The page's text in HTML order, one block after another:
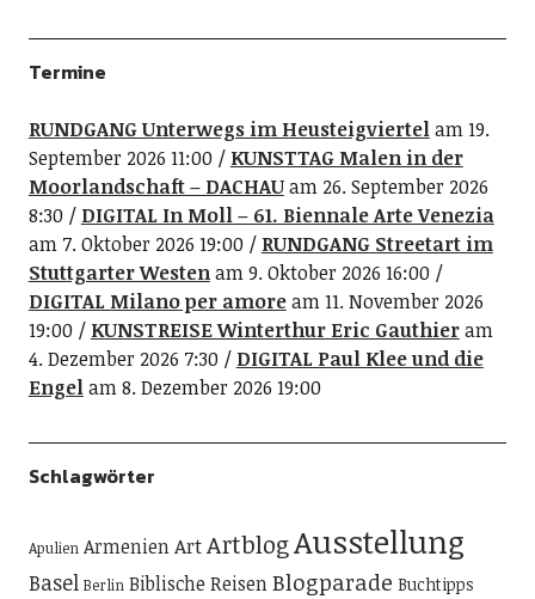
Termine
RUNDGANG Unterwegs im Heusteigviertelam 19.
September 2026 11:00
KUNSTTAG Malen in der
Moorlandschaft – DACHAUam 26. September 2026
8:30
DIGITAL In Moll – 61. Biennale Arte Venezia
am 7. Oktober 2026 19:00
RUNDGANG Streetart im
Stuttgarter Westenam 9. Oktober 2026 16:00
DIGITAL Milano per amoream 11. November 2026
19:00
KUNSTREISE Winterthur Eric Gauthieram
4. Dezember 2026 7:30
DIGITAL Paul Klee und die
Engelam 8. Dezember 2026 19:00
Schlagwörter
Apulien ArmenienArtArtblogAusstellung
Basel Berlin Biblische ReisenBlogparade Buchtipps